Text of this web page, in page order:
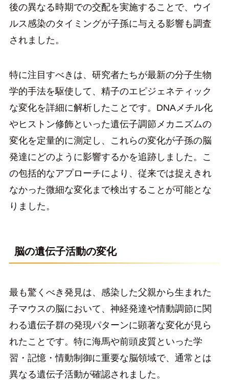
後の異なる時期での交配を実施することで、ウイ
ルス感染のタイミングが子孫に与える影響も調査
されました。
特に注目すべきは、研究者たちが最新の分子生物
学的手法を駆使して、精子のエピジェネティック
な変化を詳細に解析したことです。DNAメチル化
やヒストン修飾といった遺伝子調節メカニズムの
変化を定量的に測定し、これらの変化が子孫の脳
発達にどのように影響するかを追跡しました。こ
の包括的なアプローチにより、従来では捉えきれ
なかった微細な変化まで検出することが可能とな
りました。
脳の遺伝子活動の変化
最も驚くべき発見は、感染した父親から生まれた
子マウスの脳において、神経発達や情動調節に関
わる遺伝子群の発現パターンに顕著な変化が見ら
れたことです。特に海馬や前頭皮質といった学
習・記憶・情動制御に重要な脳領域で、通常とは
異なる遺伝子活動が確認されました。